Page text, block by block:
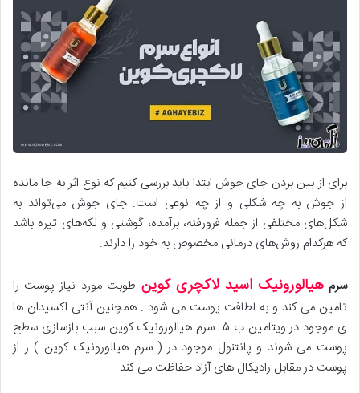
برای از بین بردن جای جوش ابتدا باید بررسی کنیم که نوع اثر به جا مانده
از جوش به چه شکلی و از چه نوعی است. جای جوش می‌تواند به
شکل‌های مختلفی از جمله فرورفته، برآمده، گوشتی و لکه‌های تیره باشد
که هرکدام روش‌های درمانی مخصوص به خود را دارند.
سرمهیالورونیک اسید لاکچری کوین طوبت مورد نیاز پوست را
تامین می کند و به لطافت پوست می شود . همچنین آنتی اکسیدان ها
ی موجود در ویتامین ب ۵ سرم هیالورونیک کوین سبب بازسازی سطح
پوست می شوند و پانتنول موجود در ( سرم هیالورونیک کوین ) ر از
پوست در مقابل رادیکال های آزاد حفاظت می کند.